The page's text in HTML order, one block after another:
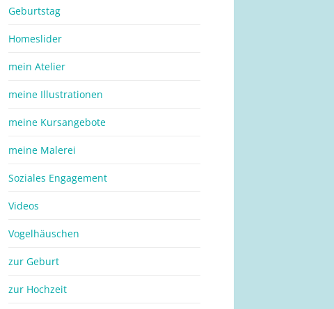
Geburtstag
Homeslider
mein Atelier
meine Illustrationen
meine Kursangebote
meine Malerei
Soziales Engagement
Videos
Vogelhäuschen
zur Geburt
zur Hochzeit